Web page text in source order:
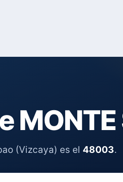
MONTE
(Vizcaya) es el 48003.